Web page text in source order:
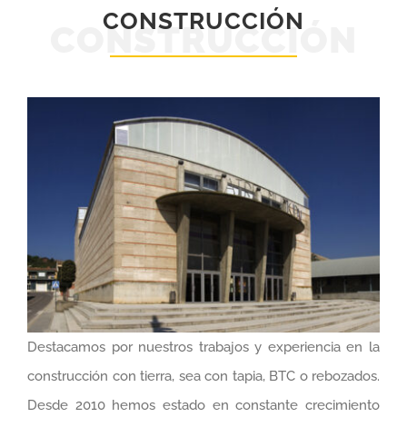
CONSTRUCCIÓN
CONSTRUCCIÓN
Destacamos por nuestros trabajos y experiencia en la
construcción con tierra, sea con tapia, BTC o rebozados.
Desde 2010 hemos estado en constante crecimiento